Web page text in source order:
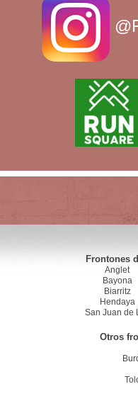
Frontones
Anglet
Bayona
Biarritz
Hendaya
San Juan de
Otros